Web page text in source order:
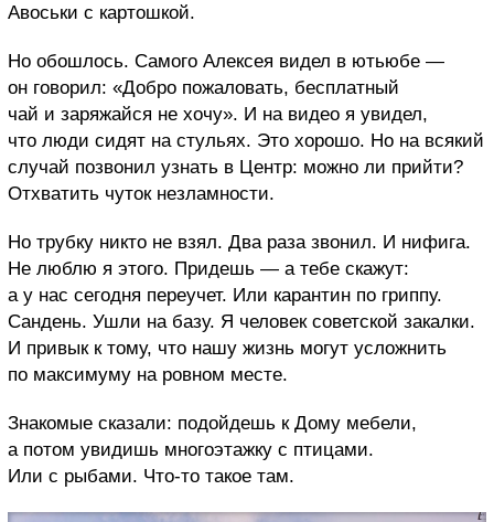
Авоськи с картошкой.
Но обошлось. Самого Алексея видел в ютьюбе —
он говорил: «Добро пожаловать, бесплатный
чай и заряжайся не хочу». И на видео я увидел,
что люди сидят на стульях. Это хорошо. Но на всякий
случай позвонил узнать в Центр: можно ли прийти?
Отхватить чуток незламности.
Но трубку никто не взял. Два раза звонил. И нифига.
Не люблю я этого. Придешь — а тебе скажут:
а у нас сегодня переучет. Или карантин по гриппу.
Сандень. Ушли на базу. Я человек советской закалки.
И привык к тому, что нашу жизнь могут усложнить
по максимуму на ровном месте.
Знакомые сказали: подойдешь к Дому мебели,
а потом увидишь многоэтажку с птицами.
Или с рыбами. Что-то такое там.